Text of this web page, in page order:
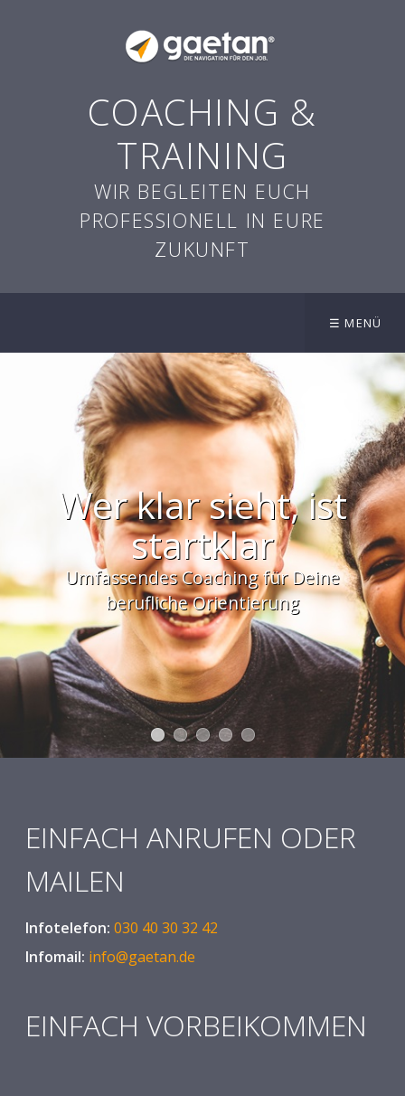
COACHING &
TRAINING
WIR BEGLEITEN EUCH
PROFESSIONELL IN EURE
ZUKUNFT
☰ MENÜ
Wer klar sieht, ist
startklar
Umfassendes Coaching für Deine
berufliche Orientierung
EINFACH ANRUFEN ODER
MAILEN
Infotelefon:030 40 30 32 42
Infomail: info@gaetan.de
EINFACH VORBEIKOMMEN